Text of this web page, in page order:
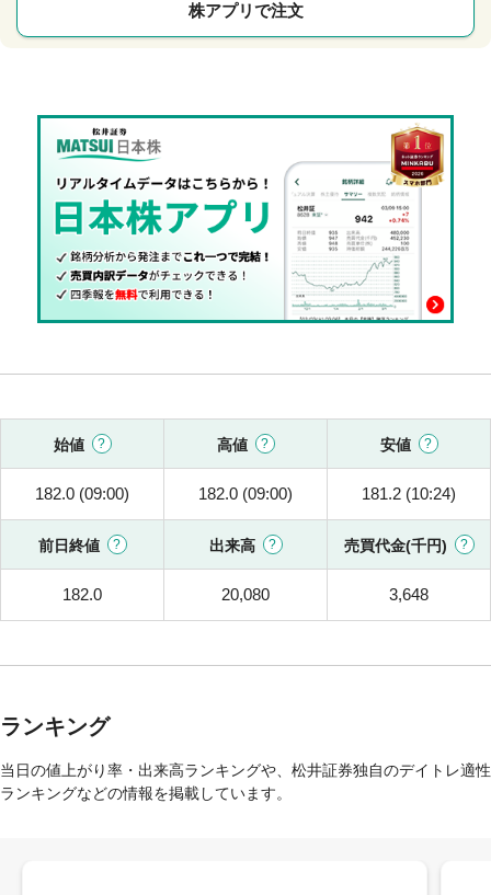
株アプリで注文
始値 高値 安値
182.0 (09:00) 182.0 (09:00) 181.2 (10:24)
前日終値 出来高 売買代金(千円)
182.0 20,080 3,648
ランキング
当日の値上がり率・出来高ランキングや、松井証券独自のデイトレ適性
ランキングなどの情報を掲載しています。